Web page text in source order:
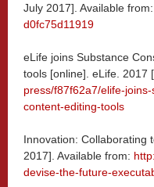
July 2017]. Available from:
d0fc75d11919
eLife joins Substance
tools [online]. eLife. 2017
press/f87f62a7/elife-
content-editing-tools
Innovation: Collaborating
2017]. Available from:
devise-the-future-